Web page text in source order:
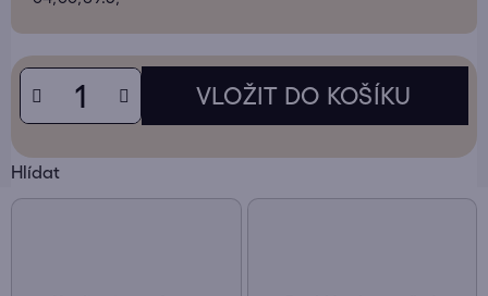
Hlídat